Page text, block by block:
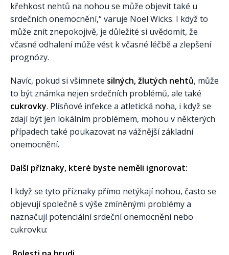
křehkost nehtů na nohou se může objevit také u
srdečních onemocnění,“ varuje Noel Wicks. I když to
může znít znepokojivě, je důležité si uvědomit, že
včasné odhalení může vést k včasné léčbě a zlepšení
prognózy.
Navíc, pokud si všimnete silných, žlutých nehtů, může
to být známka nejen srdečních problémů, ale také
cukrovky. Plísňové infekce a atletická noha, i když se
zdají být jen lokálním problémem, mohou v některých
případech také poukazovat na vážnější základní
onemocnění.
Další příznaky, které byste neměli ignorovat:
I když se tyto příznaky přímo netýkají nohou, často se
objevují společně s výše zmíněnými problémy a
naznačují potenciální srdeční onemocnění nebo
cukrovku: